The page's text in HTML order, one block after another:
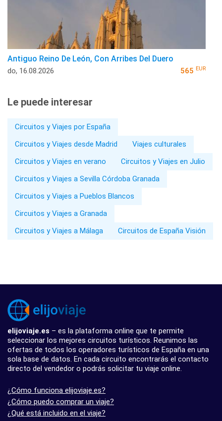
Antiguo Reino De León, Con Arribes Del Duero
do, 16.08.2026 565 EUR
Le puede interesar
Circuitos y Viajes por España
Circuitos y Viajes desde Madrid
Viajes culturales
Circuitos y Viajes en verano
Circuitos y Viajes en Julio
Circuitos y Viajes a Sevilla Córdoba Granada
Circuitos y Viajes a Pueblos Blancos
Circuitos y Viajes a Granada
Circuitos y Viajes a Málaga
Circuitos de España Visión
elijoviaje.es – es la plataforma online que te permite
seleccionar los mejores circuitos turísticos. Reunimos las
ofertas de todos los operadores turísticos de España en una
sola base de datos. En cada circuito encontrarás el contacto
directo del vendedor o podrás solicitar tu viaje online.
¿Cómo funciona elijoviaje.es?
¿Cómo puedo comprar un viaje?
¿Qué está incluido en el viaje?